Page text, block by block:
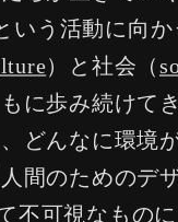
いう活動に向
）と社会（
に歩み続けてき
どんなに環境
間のためのデ
不可視なもの